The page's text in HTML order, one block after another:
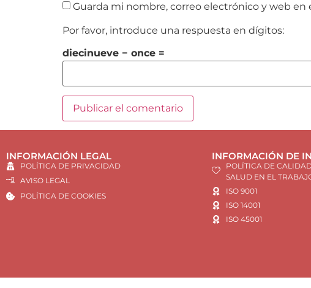
Guarda mi nombre, correo electrónico y web
Por favor, introduce una respuesta en dígitos:
diecinueve − once =
INFORMACIÓN LEGAL
POLÍTICA DE PRIVACIDAD
AVISO LEGAL
POLÍTICA DE COOKIES
INFORMACIÓN DE
POLÍTICA DE
SALUD EN EL
ISO 9001
ISO 14001
ISO 45001